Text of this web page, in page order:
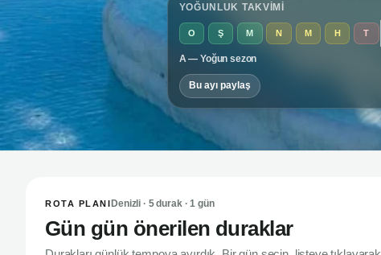
YOĞUNLUK TAKVIMI
O Ş M N M H T
A — Yoğun sezon
Bu ayı paylaş
ROTA PLANI Denizli · 5 durak · 1 gün
Gün gün önerilen duraklar